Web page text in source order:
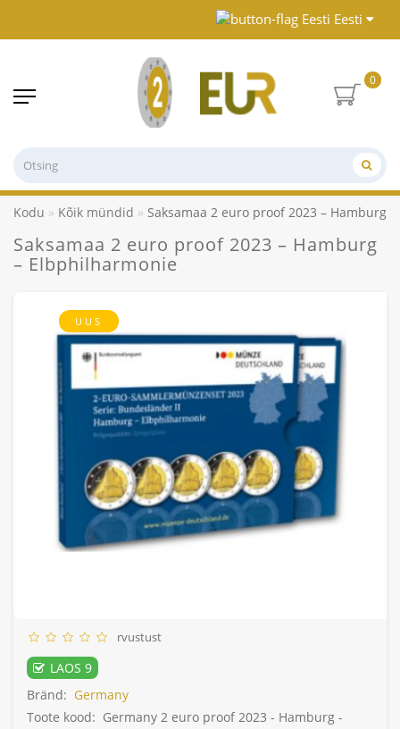
Eesti
0
Kodu Kõik mündid Saksamaa 2 euro proof 2023 – Hamburg
Saksamaa 2 euro proof 2023 – Hamburg
– Elbphilharmonie
UUS
rvustust
LAOS 9
Bränd: Germany
Toote kood: Germany 2 euro proof 2023 - Hamburg -